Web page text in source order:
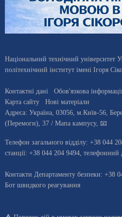
Національний технічний університет
політехнічний інститут імені Ігоря
Контактні дані Обов'язкова
Карта сайту
Нові матеріали
Адреса: Україна 03056 , м. Київ-56,
(Перемоги), 37 / Мапа кампусу, 📧
Телефон загального відділу: +38 044
станцiї: +38 044 204 9494 телефонний
Контакти Департаменту безпеки: +38
Бот швидкого реагування